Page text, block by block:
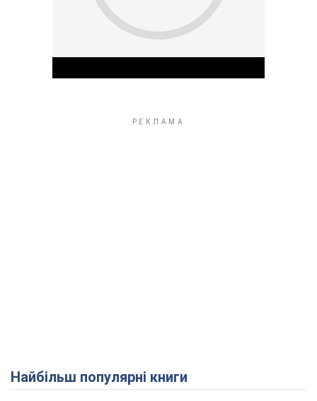
Найбільш популярні книги